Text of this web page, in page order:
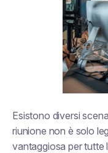
Esistono diversi
riunione non è solo
vantaggiosa per tutte